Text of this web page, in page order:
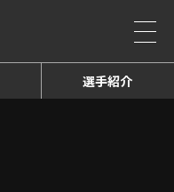
選手紹介
お知らせ詳細